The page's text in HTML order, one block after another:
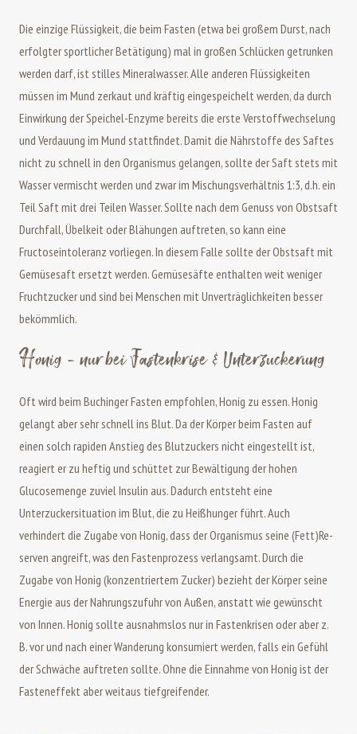
Die einzige Flüssigkeit, die beim Fasten (etwa bei großem Durst, nach
erfolgter sportlicher Betätigung) mal in großen Schlücken getrunken
werden darf, ist stilles Mineralwasser. Alle anderen Flüssigkeiten
müssen im Mund zerkaut und kräftig eingespeichelt werden, da durch
Einwirkung der Speichel-Enzyme bereits die erste Verstoffwechselung
und Verdauung im Mund stattfindet. Damit die Nährstoffe des Saftes
nicht zu schnell in den Organismus gelangen, sollte der Saft stets mit
Wasser vermischt werden und zwar im Mischungsverhältnis 1:3, d.h. ein
Teil Saft mit drei Teilen Wasser. Sollte nach dem Genuss von Obstsaft
Durchfall, Übelkeit oder Blähungen auftreten, so kann eine
Fructoseintoleranz vorliegen. In diesem Falle sollte der Obstsaft mit
Gemüsesaft ersetzt werden. Gemüsesäfte enthalten weit weniger
Fruchtzucker und sind bei Menschen mit Unverträglichkeiten besser
bekömmlich.
Honig - nur bei Fastenkrise & Unterzuckerung
Oft wird beim Buchinger Fasten empfohlen, Honig zu essen. Honig
gelangt aber sehr schnell ins Blut. Da der Körper beim Fasten auf
einen solch rapiden Anstieg des Blutzuckers nicht eingestellt ist,
reagiert er zu heftig und schüttet zur Bewältigung der hohen
Glucosemenge zuviel Insulin aus. Dadurch entsteht eine
Unterzuckersituation im Blut, die zu Heißhunger führt. Auch
verhindert die Zugabe von Honig, dass der Or­ga­nis­mus seine (Fett)Re­
ser­ven an­greift, was den Fasten­pro­zess verlangsamt. Durch die
Zugabe von Honig (kon­zen­trier­tem Zu­cker) bezieht der Körper seine
Energie aus der Nahrungszufuhr von Außen, anstatt wie gewünscht
von Innen. Honig sollte ausnahmslos nur in Fastenkrisen oder aber z.
B. vor und nach einer Wan­de­rung konsumiert werden, falls ein Gefühl
der Schwäche auftreten sollte. Ohne die Einnahme von Honig ist der
Fasteneffekt aber weitaus tiefgreifender.